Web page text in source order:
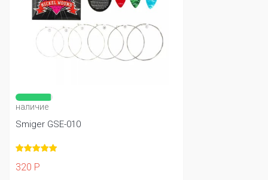
наличие
Smiger GSE-010
320 Р